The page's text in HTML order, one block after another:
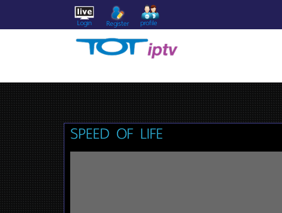
Login Register profile
SPEED OF LIFE